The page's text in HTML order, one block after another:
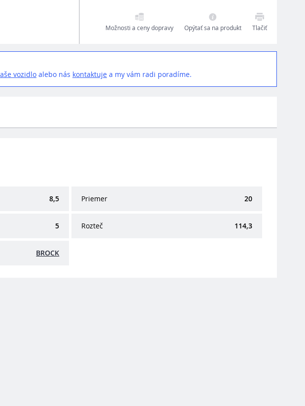
Možnosti a ceny dopravy Opýtať sa na produkt Tlačiť
vozidlo alebo nás kontaktuje a my vám radi poradíme.
8,5 Priemer 20
5 Rozteč 114,3
BROCK